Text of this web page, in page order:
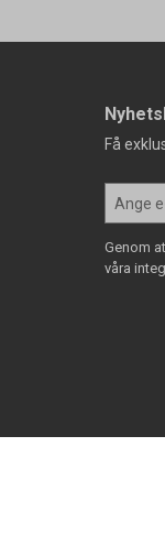
Få
Genom
våra